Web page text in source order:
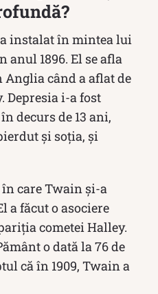
instalat în mintea lui
1896. El se afla
când a aflat de
Depresia i-a fost
decurs de 13 ani,
și soția, și
care Twain și-a
a făcut o asociere
cometei Halley.
o dată la 76 de
că în 1909, Twain a